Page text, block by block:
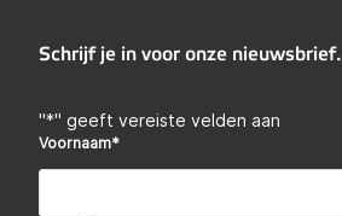
Schrijf je in voor onze nieuwsbrief.
"*" geeft vereiste velden aan
Voornaam*